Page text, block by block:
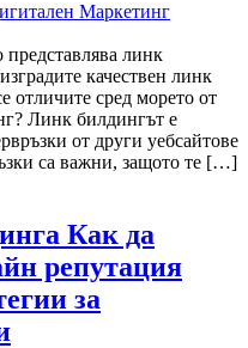
Маркетинг
представлява линк
качествен линк
отличите сред морето от
Линк билдингът е
от други уебсайтове
са важни, защото те […]
Как да
репутация
за